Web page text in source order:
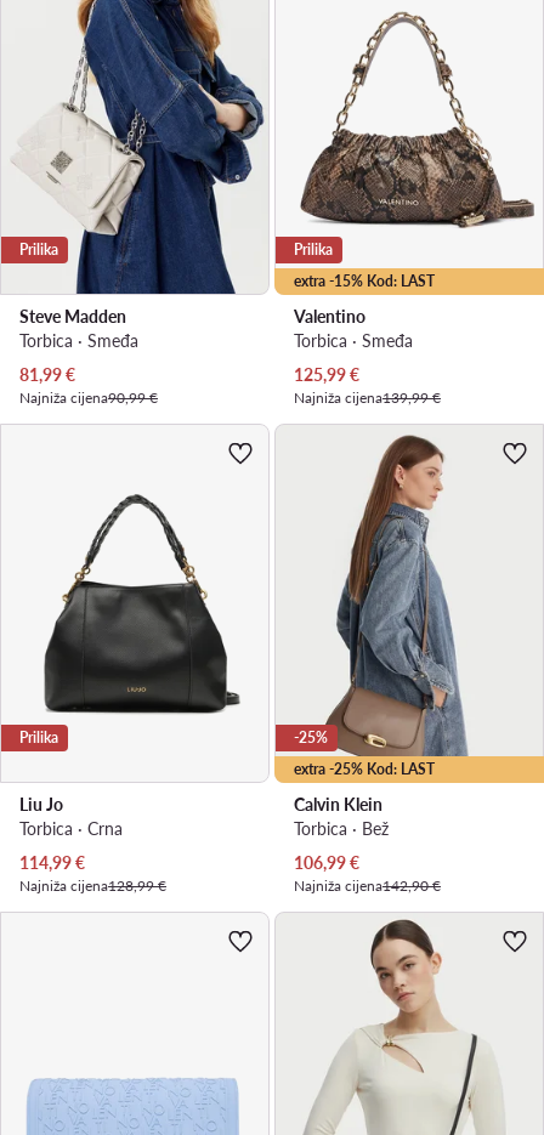
Prilika
Steve Madden
Torbica · Smeđa
Trenutna cijena
81,99€
Najniža cijena90,99 €
extra -15% Kod: LAST
Prilika
Valentino
Torbica · Smeđa
Trenutna cijena
125,99€
Najniža cijena139,99 €
Prilika
Liu Jo
Torbica · Crna
Trenutna cijena
114,99€
Najniža cijena128,99 €
extra -25% Kod: LAST
-25%
Calvin Klein
Torbica · Bež
Trenutna cijena
106,99€
Najniža cijena142,90 €